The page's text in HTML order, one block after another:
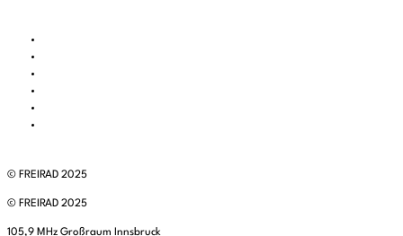
© FREIRAD 2025
© FREIRAD 2025
105,9 MHz Großraum Innsbruck